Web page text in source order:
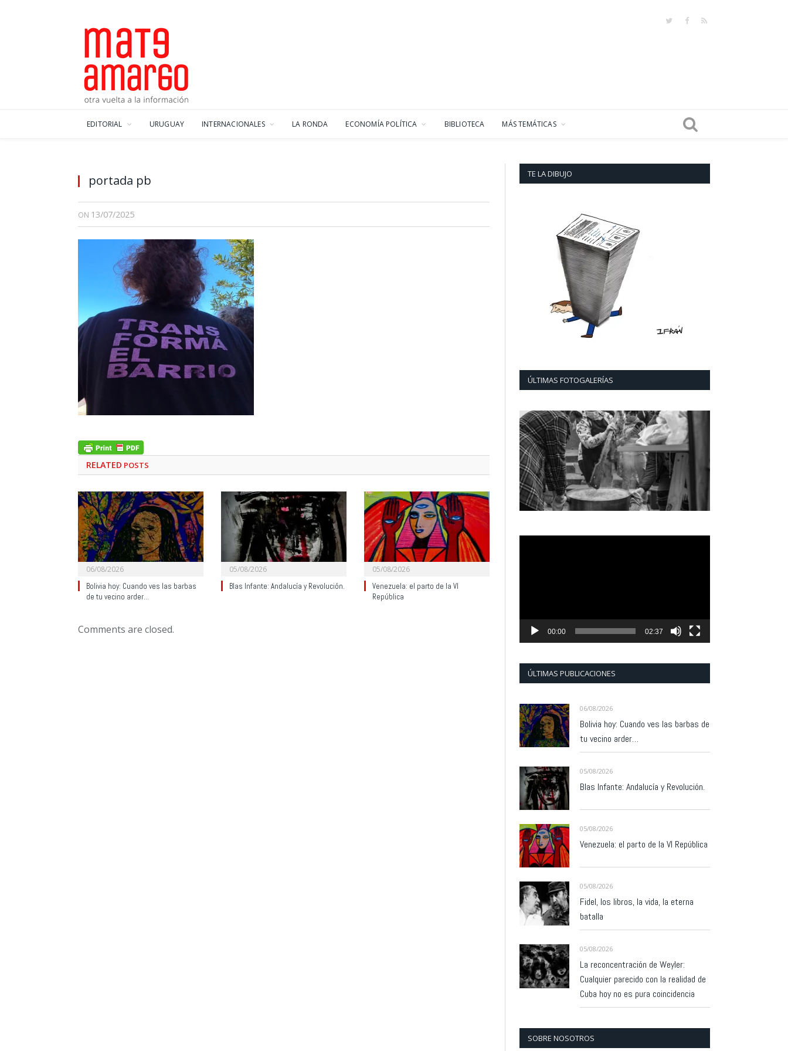
TwitterFacebook
RSS
EDITORIAL URUGUAY INTERNACIONALES LA RONDA ECONOMÍA POLÍTICA BIBLIOTECA MÁS TEMÁTICAS
portada pb
ON 13/07/2025
RELATED POSTS
06/08/2026
Bolivia hoy: Cuando ves las barbas
de tu vecino arder…
05/08/2026
Blas Infante: Andalucía y Revolución.
05/08/2026
Venezuela: el parto de la VI
República
Comments are closed.
TE LA DIBUJO
ÚLTIMAS FOTOGALERÍAS
00:00 02:37
ÚLTIMAS PUBLICACIONES
06/08/2026
Bolivia hoy: Cuando ves las barbas de
tu vecino arder…
05/08/2026
Blas Infante: Andalucía y Revolución.
05/08/2026
Venezuela: el parto de la VI República
05/08/2026
Fidel, los libros, la vida, la eterna
batalla
05/08/2026
La reconcentración de Weyler:
Cualquier parecido con la realidad de
Cuba hoy no es pura coincidencia
SOBRE NOSOTROS